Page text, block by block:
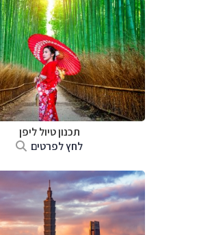
תכנון טיולליפן
לחץ לפרטים